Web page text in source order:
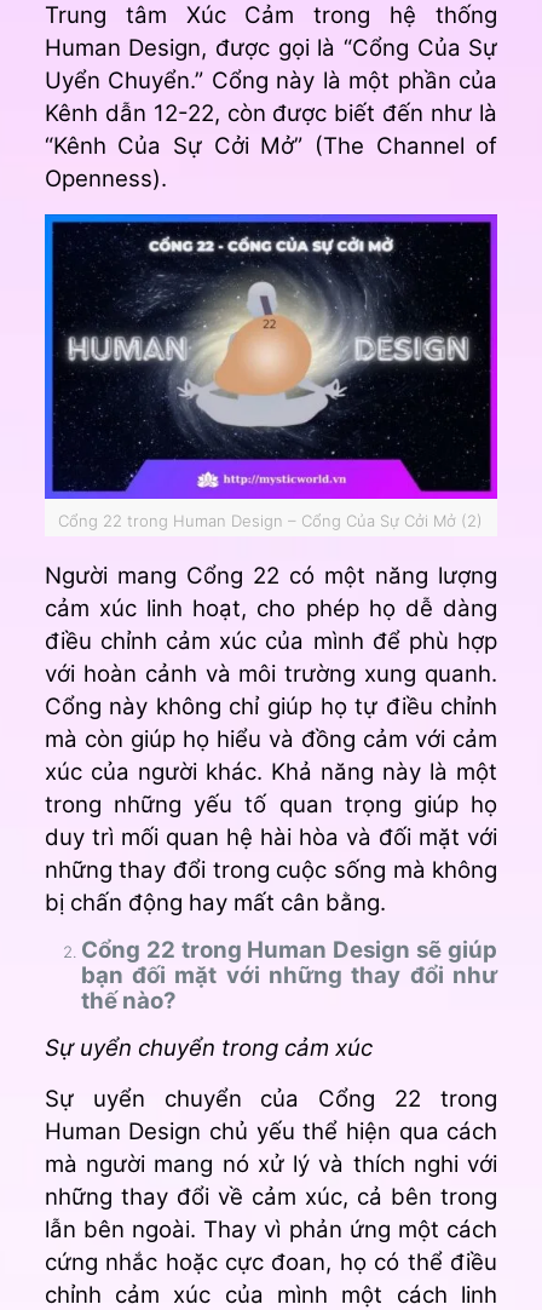
Trung tâm Xúc Cảm trong hệ thống
Human Design, được gọi là “Cổng Của Sự
Uyển Chuyển.” Cổng này là một phần của
Kênh dẫn 12-22, còn được biết đến như là
“Kênh Của Sự Cởi Mở” (The Channel of
Openness).
Cổng 22 trong Human Design – Cổng Của Sự Cởi Mở (2)
Người mang Cổng 22 có một năng lượng
cảm xúc linh hoạt, cho phép họ dễ dàng
điều chỉnh cảm xúc của mình để phù hợp
với hoàn cảnh và môi trường xung quanh.
Cổng này không chỉ giúp họ tự điều chỉnh
mà còn giúp họ hiểu và đồng cảm với cảm
xúc của người khác. Khả năng này là một
trong những yếu tố quan trọng giúp họ
duy trì mối quan hệ hài hòa và đối mặt với
những thay đổi trong cuộc sống mà không
bị chấn động hay mất cân bằng.
Cổng 22 trong Human Design sẽ giúp
bạn đối mặt với những thay đổi như
thế nào?
Sự uyển chuyển trong cảm xúc
Sự uyển chuyển của Cổng 22 trong
Human Design chủ yếu thể hiện qua cách
mà người mang nó xử lý và thích nghi với
những thay đổi về cảm xúc, cả bên trong
lẫn bên ngoài. Thay vì phản ứng một cách
cứng nhắc hoặc cực đoan, họ có thể điều
chỉnh cảm xúc của mình một cách linh